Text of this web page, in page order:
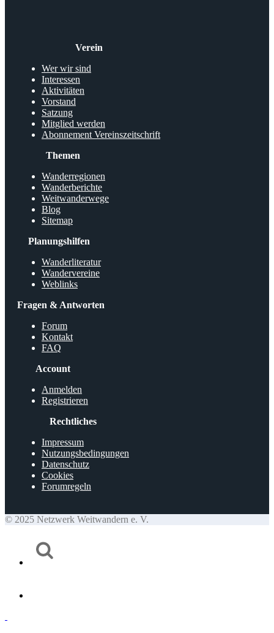
Verein
Wer wir sind
Interessen
Aktivitäten
Vorstand
Satzung
Mitglied werden
Abonnement Vereinszeitschrift
Themen
Wanderregionen
Wanderberichte
Weitwanderwege
Blog
Sitemap
Planungshilfen
Wanderliteratur
Wandervereine
Weblinks
Fragen & Antworten
Forum
Kontakt
FAQ
Account
Anmelden
Registrieren
Rechtliches
Impressum
Nutzungsbedingungen
Datenschutz
Cookies
Forumregeln
© 2025 Netzwerk Weitwandern e. V.